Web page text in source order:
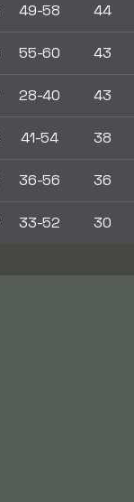
49-58 44
55-60 43
28-40 43
41-54 38
36-56 36
33-52 30